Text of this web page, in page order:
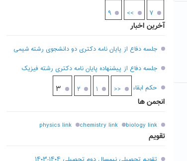
۷ ۹ >>
آخرین اخبار
جلسه دفاع از پایان نامه دکتری دو دانشجوی رشته شیمی
جلسه دفاع از پیشنهاده پایان نامه دکتری رشته فیزیک
حکم ابقاء
<< ۱ ۲ ۳
انجمن ها
biology link
chemistry link
physics link
تقویم